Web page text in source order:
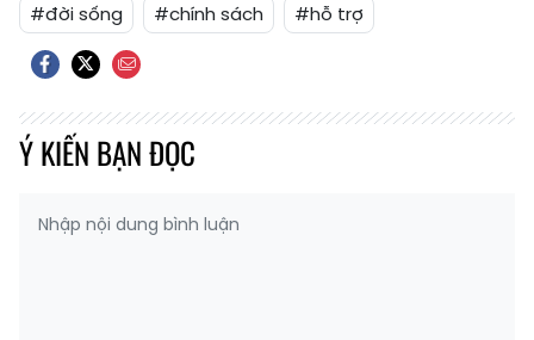
#đời sống
#chính sách #hỗ trợ
Ý KIẾN BẠN ĐỌC